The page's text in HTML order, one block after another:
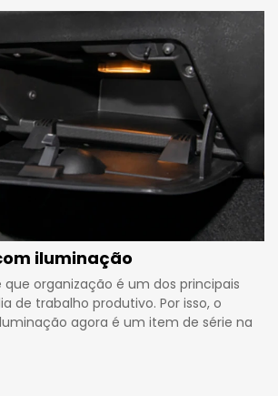
iluminação
organização é um dos principais
de trabalho produtivo. Por isso, o
agora é um item de série na